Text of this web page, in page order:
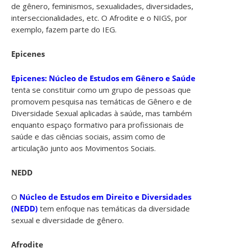
de gênero, feminismos, sexualidades, diversidades,
interseccionalidades, etc. O Afrodite e o NIGS, por
exemplo, fazem parte do IEG.
Epicenes
Epicenes: Núcleo de Estudos em Gênero e Saúde
tenta se constituir como um grupo de pessoas que
promovem pesquisa nas temáticas de Gênero e de
Diversidade Sexual aplicadas à saúde, mas também
enquanto espaço formativo para profissionais de
saúde e das ciências sociais, assim como de
articulação junto aos Movimentos Sociais.
NEDD
O Núcleo de Estudos em Direito e Diversidades
(NEDD) tem enfoque nas temáticas da diversidade
sexual e diversidade de gênero.
Afrodite